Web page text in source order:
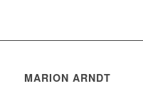
MARION ARNDT